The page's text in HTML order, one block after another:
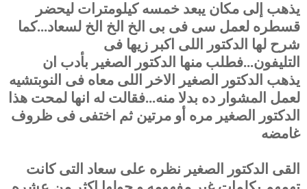
يذهب إلى مكان يبعد خمسه كيلومترات ليحضر
قسطره لعمل سى فى بى الخ الخ الخ لسعاد...كما
شرح لها الدكتور اللى اكبر زيها فى
التليفون...فطلب منها الدكتور الصغير بأدب ان
يذهب الدكتور الصغير الاخر اللى معاه فى النوبتشيه
لعمل المشوار ده بدلا منه...فقالت له انها لمحت هذا
الدكتور الصغير مره أو مرتين ثم اختفى فى ظروف
غامضه
القى الدكتور الصغير نظره على سعاد التى كانت